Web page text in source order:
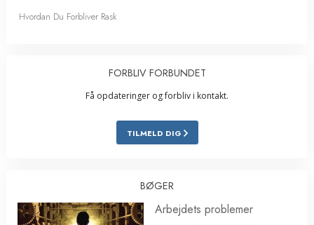
Hvordan Du Forbliver Rask
FORBLIV FORBUNDET
Få opdateringer og forbliv i kontakt.
TILMELD DIG
BØGER
Arbejdets problemer